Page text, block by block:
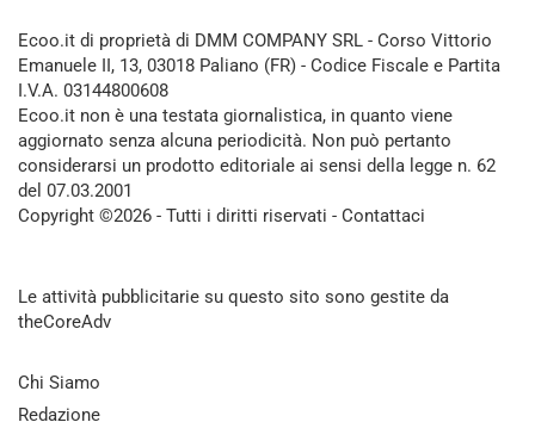
Ecoo.it di proprietà di DMM COMPANY SRL - Corso Vittorio
Emanuele II, 13, 03018 Paliano (FR) - Codice Fiscale e Partita
I.V.A. 03144800608
Ecoo.it non è una testata giornalistica, in quanto viene
aggiornato senza alcuna periodicità. Non può pertanto
considerarsi un prodotto editoriale ai sensi della legge n. 62
del 07.03.2001
Copyright ©2026 - Tutti i diritti riservati - Contattaci
Le attività pubblicitarie su questo sito sono gestite da
theCoreAdv
Chi Siamo
Redazione